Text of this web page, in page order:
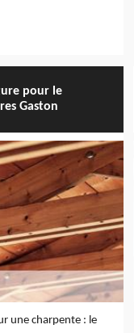
pour le
Gaston
une charpente : le